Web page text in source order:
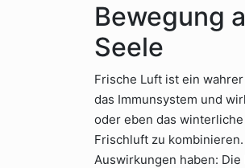
Bewegung
Seele
Frische Luft ist ein
das Immunsystem und
oder eben das
Frischluft zu
Auswirkungen haben: